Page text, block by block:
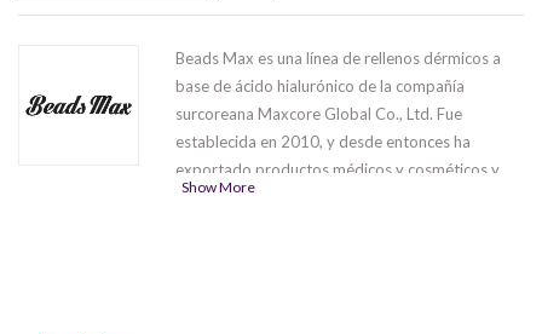
Beads Max es una línea de rellenos dérmicos a
base de ácido hialurónico de la compañía
surcoreana Maxcore Global Co., Ltd. Fue
establecida en 2010, y desde entonces ha
exportado productos médicos y cosméticos y
dispositivos médicos a Japón, China, Taiwán y
Show More